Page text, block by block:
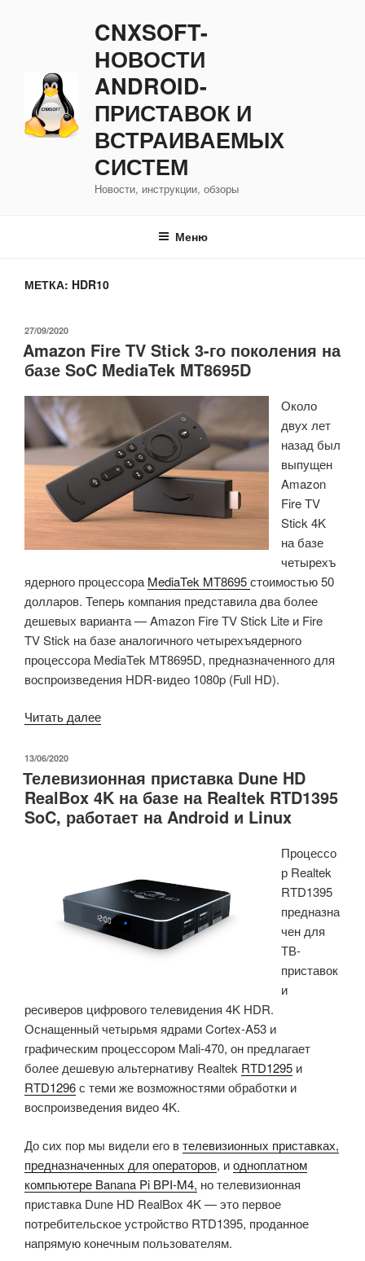
CNXSOFT-
НОВОСТИ
ANDROID-
ПРИСТАВОК И
ВСТРАИВАЕМЫХ
СИСТЕМ
Новости, инструкции, обзоры
Меню
МЕТКА: HDR10
ОПУБЛИКОВАНО
27/09/2020
Amazon Fire TV Stick 3-го поколения на
базе SoC MediaTek MT8695D
Около
двух лет
назад был
выпущен
Amazon
Fire TV
Stick 4K
на базе
четырехъ
ядерного процессора MediaTek MT8695стоимостью 50
долларов. Теперь компания представила два более
дешевых варианта — Amazon Fire TV Stick Lite и Fire
TV Stick на базе аналогичного четырехъядерного
процессора MediaTek MT8695D, предназначенного для
воспроизведения HDR-видео 1080p (Full HD).
Читать далее«Amazon
Stick
3-
го
SoC
MediaTek
MT8695D»
ОПУБЛИКОВАНО
13/06/2020
Телевизионная приставка Dune HD
RealBox 4K на базе на Realtek RTD1395
SoC, работает на Android и Linux
Процессо
р Realtek
RTD1395
предназна
чен для
ТВ-
приставок
и
ресиверов цифрового телевидения 4K HDR.
Оснащенный четырьмя ядрами Cortex-A53 и
графическим процессором Mali-470, он предлагает
более дешевую альтернативу Realtek RTD1295 и
RTD1296с теми же возможностями обработки и
воспроизведения видео 4K.
До сих пор мы видели его втелевизионных приставках,
предназначенных для операторов, иодноплатном
компьютере Banana Pi BPI-M4, но телевизионная
приставка Dune HD RealBox 4K — это первое
потребительское устройство RTD1395, проданное
напрямую конечным пользователям.